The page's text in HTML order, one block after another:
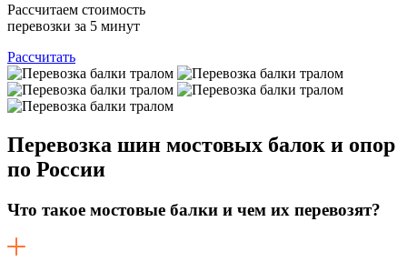
Рассчитаем стоимость
перевозки за 5 минут
Рассчитать
Перевозка шин мостовых балок и опор
по России
Что такое мостовые балки и чем их перевозят?